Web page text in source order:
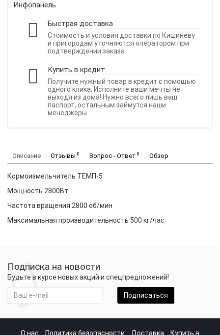
Инфопанель
Быстрая доставка
Стоимость и условия доставки по Кишиневу
и пригородам уточняются оператором при
подтверждении заказа.
Купить в кредит
Получите нужный товар в кредит с помощью
одного клика. Исполните ваши мечты не
выходя из дома! Нужно всего лишь ваш
паспорт, остальным займутся наши
менеджеры.
Описание Отзывы 0 Вопрос - Ответ 0 Обзор
Кормоизмельчитель ТЕМП-5
Мощность 2800Вт
Частота вращения 2800 об/мин
Максимальная производительность 500 кг/час
Подписка на новости
Будьте в курсе новых акций и спецпредложений!
Подписаться
О нас Политика безопасности Доставка Купить в